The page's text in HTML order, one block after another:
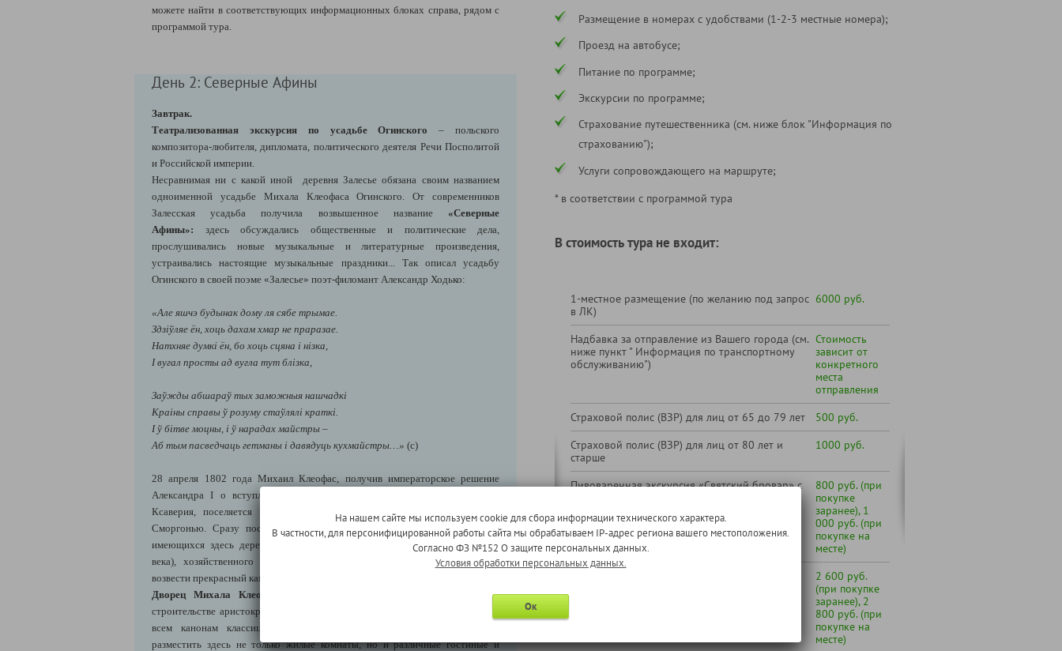
можете найти в соответствующих информационных блоках справа, рядом с
программой тура.
День 2: Северные Афины
Завтрак.
Театрализованная экскурсия по усадьбе Огинского – польского
композитора-любителя, дипломата, политического деятеля Речи Посполитой
и Российской империи.
Несравнимая ни с какой иной деревня Залесье обязана своим названием
одноименной усадьбе Михала Клеофаса Огинского. От современников
Залесская усадьба получила возвышенное название «Северные
Афины»: здесь обсуждались общественные и политические дела,
прослушивались новые музыкальные и литературные произведения,
устраивались настоящие музыкальные праздники... Так описал усадьбу
Огинского в своей поэме «Залесье» поэт-филомант Александр Ходько:
«Але яшчэ будынак дому ля сябе трымае.
Здзіўляе ён, хоць дахам хмар не праразае.
Натхняе думкі ён, бо хоць сцяна і нізка,
І вугал просты ад вугла тут блізка,
Заўжды абшараў тых заможныя нашчадкі
Краіны справы ў розуму стаўлялі краткі.
І ў бітве моцны, і ў нарадах майстры –
Аб тым пасведчаць гетманы і давядуць кухмайстры…» (с)
28 апреля 1802 года Михаил Клеофас, получив императорское решение
Александра I о вступлении в права опекуна престарелого Франтишека
Ксаверия, поселяется в одном из дядюшкиных имений – Залесье под
Сморгонью. Сразу после прибытия новый хозяин решает, помимо уже
имеющихся здесь деревянного господского дома (первая половина ХVIII
века), хозяйственного двора, деревянной мельницы, пивоварни и сада,
возвести прекрасный каменный дворец и разбить шикарный парк.
Дворец Михала Клеофаса
получил вид, невиданный до сих пор в
строительстве аристократических резиденций, но при этом соответствовал
всем канонам классицизма. Внутренняя планировка дворца позволяла
разместить здесь не только жилые комнаты, но и различные гостиные и
Размещение в номерах с удобствами (1-2-3 местные номера);
Проезд на автобусе;
Питание по программе;
Экскурсии по программе;
Страхование путешественника (см. ниже блок "Информация по
страхованию");
Услуги сопровождающего на маршруте;
* в соответствии с программой тура
В стоимость тура не входит:
1-местное размещение (по желанию под запрос
в ЛК)
6000 руб.
Надбавка за отправление из Вашего города (см.
ниже пункт " Информация по транспортному
обслуживанию")
Стоимость
зависит от
конкретного
места
отправления
Страховой полис (ВЗР) для лиц от 65 до 79 лет
500 руб.
Страховой полис (ВЗР) для лиц от 80 лет и
старше
1000 руб.
Пивоваренная экскурсия «Святский бровар» с
800 руб. (при
покупке
заранее), 1
000 руб. (при
покупке на
месте)
2 600 руб.
(при покупке
заранее), 2
800 руб. (при
покупке на
месте)
На нашем сайте мы используем cookie для сбора информации технического характера.
В частности, для персонифицированной работы сайта мы обрабатываем IP-адрес региона вашего местоположения.
Согласно ФЗ №152 О защите персональных данных.
Условия обработки персональных данных.
Ок